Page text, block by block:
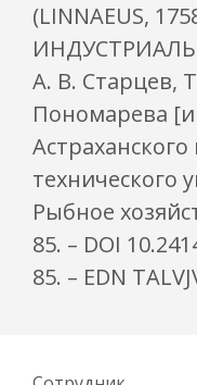
(LINNAEUS,
А. В. Старцев,
Пономарева
Астраханского
технического
Рыбное
85. – DOI
85. – EDN